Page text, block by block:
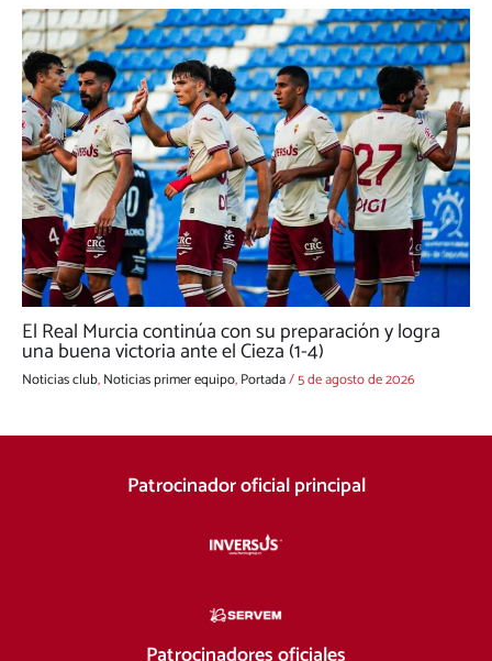
El Real Murcia continúa con su preparación y logra
una buena victoria ante el Cieza (1-4)
Noticias club,Noticias primer equipo,Portada/5 de agosto de 2026
Patrocinador oficial principal